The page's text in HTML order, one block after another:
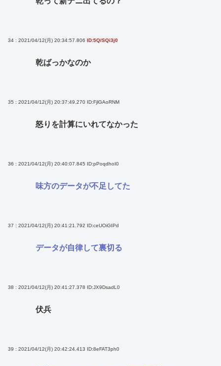
34 : 2021/04/12(月) 20:34:57.806 ID:5Q/SQi3j0
乾ばっかなのか
35 : 2021/04/12(月) 20:37:49.270 ID:FjlGAoRNM
怒りを計算にいれてなかった
36 : 2021/04/12(月) 20:40:07.845 ID:pPoqdhoI0
味方のデータが不足してた
37 : 2021/04/12(月) 20:41:21.792 ID:ceUOiGIPd
データが自律して裏切る
38 : 2021/04/12(月) 20:41:27.378 ID:JX9DsadL0
伏兵
39 : 2021/04/12(月) 20:42:24.413 ID:8eFAT3ph0